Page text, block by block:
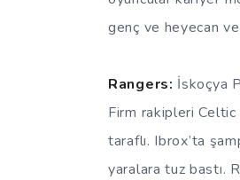
genç ve heyecan
Rangers: İskoçya
Firm rakipleri
taraflı. Ibrox’ta
yaralara tuz bastı.